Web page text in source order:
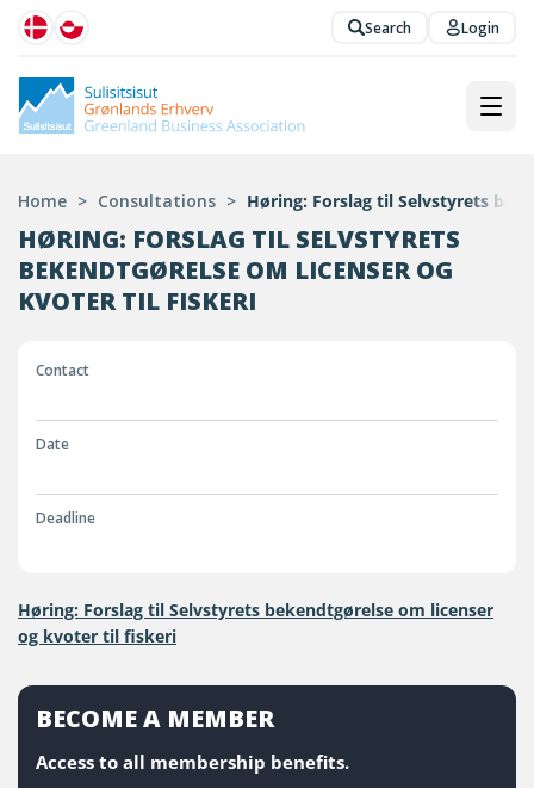
Search Login
Home > Consultations > Høring: Forslag til Selvstyrets
HØRING: FORSLAG TIL SELVSTYRETS
BEKENDTGØRELSE OM LICENSER OG
KVOTER TIL FISKERI
Contact
Date
Deadline
Høring: Forslag til Selvstyrets bekendtgørelse om licenser
og kvoter til fiskeri
BECOME A MEMBER
Access to all membership benefits.